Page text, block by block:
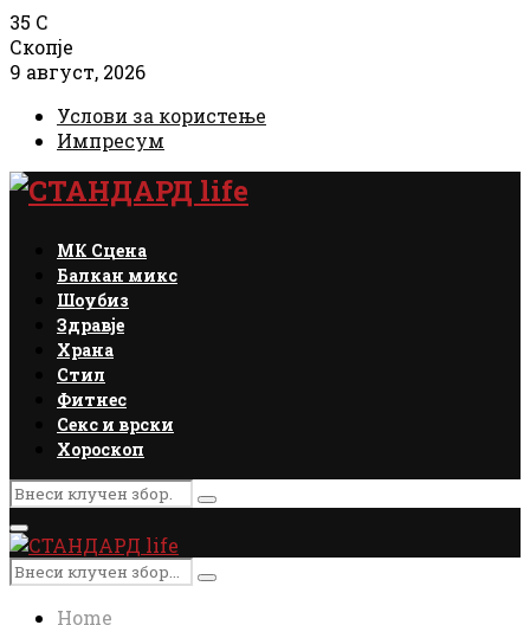
35 C
Скопје
9 август, 2026
Услови за користење
Импресум
Facebook
Instagram
Email
Rss
МК Сцена
Балкан микс
Шоубиз
Здравје
Храна
Стил
Фитнес
Секс и врски
Хороскоп
Search
for:
Search
Primary
Menu
Search
for:
Search
Home